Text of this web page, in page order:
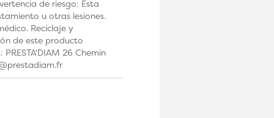
de riesgo: Esta
u otras lesiones.
Reciclaje y
de este producto
26 Chemin